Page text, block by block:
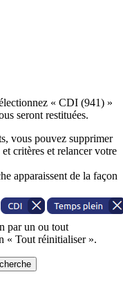
« CDI (941) »
seront restituées.
vous pouvez supprimer
critères et relancer votre
apparaissent de la façon
par un ou tout
« Tout réinitialiser ».